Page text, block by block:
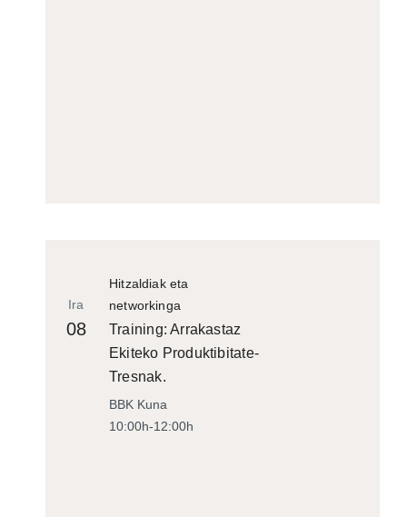
Hitzaldiak eta
networkinga
Ira
08
Training: Arrakastaz
Ekiteko Produktibitate-
Tresnak.
BBK Kuna
10:00h-12:00h